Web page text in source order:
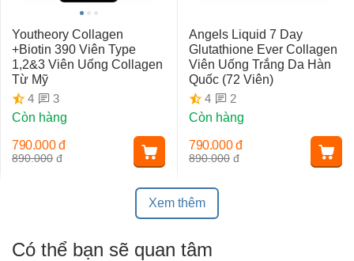
Youtheory Collagen
+Biotin 390 Viên Type
1,2&3 Viên Uống Collagen
Từ Mỹ
4
3
Còn hàng
890.000 đ
790.000 đ
Angels Liquid 7 Day
Glutathione Ever Collagen
Viên Uống Trắng Da Hàn
Quốc (72 Viên)
4
2
Còn hàng
890.000 đ
790.000 đ
Xem thêm
Có thể bạn sẽ quan tâm